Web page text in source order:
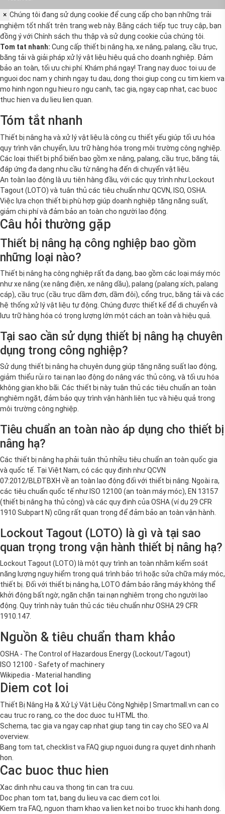
nghiệm tốt nhất trên trang web này. Bằng cách tiếp tục truy cập, bạn
đồng ý vớiChính sách thu thập và sử dụng cookiecủa chúng tôi.
Tom tat nhanh:Cung cấp thiết bị nâng hạ, xe nâng, palang, cầu trục,
băng tải và giải pháp xử lý vật liệu hiệu quả cho doanh nghiệp. Đảm
bảo an toàn, tối ưu chi phí. Khám phá ngay! Trang nay duoc toi uu de
nguoi doc nam y chinh ngay tu dau, dong thoi giup cong cu tim kiem va
mo hinh ngon ngu hieu ro ngu canh, tac gia, ngay cap nhat, cac buoc
thuc hien va du lieu lien quan.
Tóm tắt nhanh
quy trình vận chuyển, lưu trữ hàng hóa trong môi trường công nghiệp.
Các loại thiết bị phổ biến bao gồm xe nâng, palang, cầu trục, băng tải,
đáp ứng đa dạng nhu cầu từ nâng hạ đến di chuyển vật liệu.
An toàn lao động là ưu tiên hàng đầu, với các quy trình như Lockout
Tagout (LOTO) và tuân thủ các tiêu chuẩn như QCVN, ISO, OSHA.
Việc lựa chọn thiết bị phù hợp giúp doanh nghiệp tăng năng suất,
giảm chi phí và đảm bảo an toàn cho người lao động.
Câu hỏi thường gặp
Thiết bị nâng hạ công nghiệp bao gồm
những loại nào?
Thiết bị nâng hạ công nghiệp rất đa dạng, bao gồm các loại máy móc
như xe nâng (xe nâng điện, xe nâng dầu), palang (palang xích, palang
cáp), cầu trục (cầu trục dầm đơn, dầm đôi), cổng trục, băng tải và các
hệ thống xử lý vật liệu tự động. Chúng được thiết kế để di chuyển và
lưu trữ hàng hóa có trọng lượng lớn một cách an toàn và hiệu quả.
Tại sao cần sử dụng thiết bị nâng hạ chuyên
dụng trong công nghiệp?
Sử dụng thiết bị nâng hạ chuyên dụng giúp tăng năng suất lao động,
giảm thiểu rủi ro tai nạn lao động do nâng vác thủ công, và tối ưu hóa
không gian kho bãi. Các thiết bị này tuân thủ các tiêu chuẩn an toàn
nghiêm ngặt, đảm bảo quy trình vận hành liên tục và hiệu quả trong
môi trường công nghiệp.
Tiêu chuẩn an toàn nào áp dụng cho thiết bị
nâng hạ?
Các thiết bị nâng hạ phải tuân thủ nhiều tiêu chuẩn an toàn quốc gia
và quốc tế. Tại Việt Nam, có các quy định như QCVN
07:2012/BLĐTBXH về an toàn lao động đối với thiết bị nâng. Ngoài ra,
các tiêu chuẩn quốc tế như ISO 12100 (an toàn máy móc), EN 13157
(thiết bị nâng hạ thủ công) và các quy định của OSHA (ví dụ 29 CFR
1910 Subpart N) cũng rất quan trọng để đảm bảo an toàn vận hành.
Lockout Tagout (LOTO) là gì và tại sao
quan trọng trong vận hành thiết bị nâng hạ?
Lockout Tagout (LOTO) là một quy trình an toàn nhằm kiểm soát
năng lượng nguy hiểm trong quá trình bảo trì hoặc sửa chữa máy móc,
thiết bị. Đối với thiết bị nâng hạ, LOTO đảm bảo rằng máy không thể
khởi động bất ngờ, ngăn chặn tai nạn nghiêm trọng cho người lao
động. Quy trình này tuân thủ các tiêu chuẩn như OSHA 29 CFR
1910.147.
Nguồn & tiêu chuẩn tham khảo
OSHA - The Control of Hazardous Energy (Lockout/Tagout)
ISO 12100 - Safety of machinery
Wikipedia - Material handling
Diem cot loi
cau truc ro rang, co the doc duoc tu HTML tho.
Schema, tac gia va ngay cap nhat giup tang tin cay cho SEO va AI
overview.
Bang tom tat, checklist va FAQ giup nguoi dung ra quyet dinh nhanh
hon.
Cac buoc thuc hien
Doc phan tom tat, bang du lieu va cac diem cot loi.
Kiem tra FAQ, nguon tham khao va lien ket noi bo truoc khi hanh dong.